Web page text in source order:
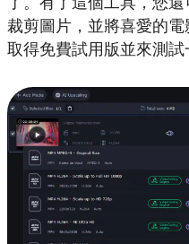
裁剪圖片，並將喜愛的
取得免費試用版並來測試